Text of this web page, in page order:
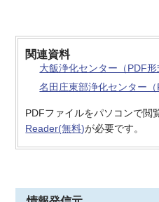
関連資料
大飯浄化センター（PDF形
名田庄東部浄化センター
PDFファイルをパソコンで閲
Reader(無料)が必要です。